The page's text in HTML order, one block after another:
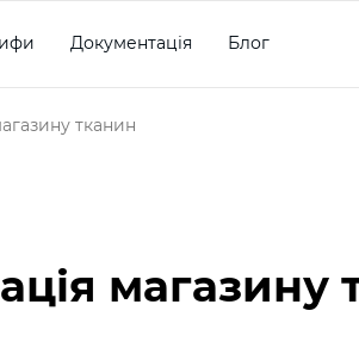
Документація Блог
тканин
магазину